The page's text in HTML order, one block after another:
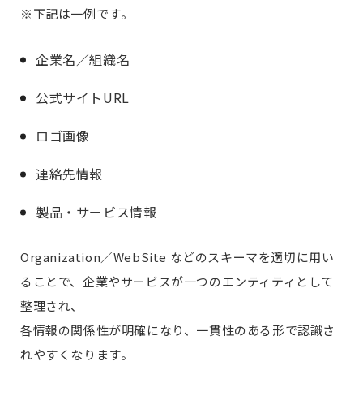
※下記は一例です。
企業名／組織名
公式サイトURL
ロゴ画像
連絡先情報
製品・サービス情報
Organization／WebSite などのスキーマを適切に用い
ることで、企業やサービスが一つのエンティティとして
整理され、
各情報の関係性が明確になり、一貫性のある形で認識さ
れやすくなります。